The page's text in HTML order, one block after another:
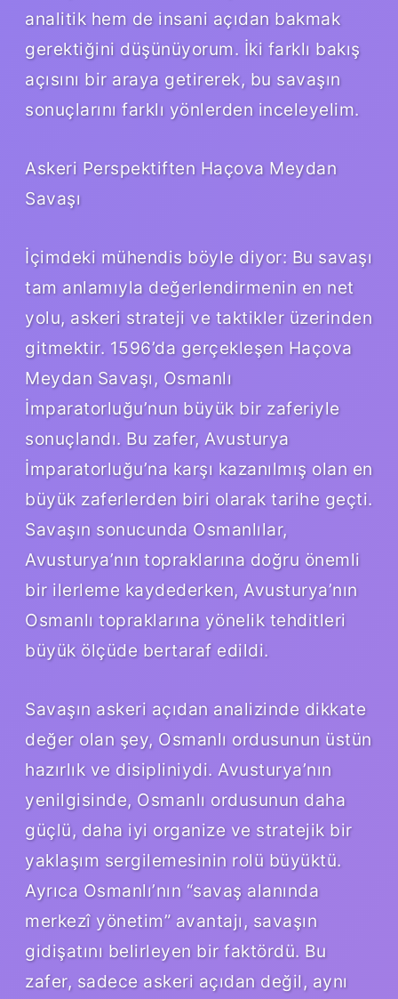
analitik hem de insani açıdan bakmak
gerektiğini düşünüyorum. İki farklı bakış
açısını bir araya getirerek, bu savaşın
sonuçlarını farklı yönlerden inceleyelim.
Askeri Perspektiften Haçova Meydan
Savaşı
İçimdeki mühendis böyle diyor: Bu savaşı
tam anlamıyla değerlendirmenin en net
yolu, askeri strateji ve taktikler üzerinden
gitmektir. 1596’da gerçekleşen Haçova
Meydan Savaşı, Osmanlı
İmparatorluğu’nun büyük bir zaferiyle
sonuçlandı. Bu zafer, Avusturya
İmparatorluğu’na karşı kazanılmış olan en
büyük zaferlerden biri olarak tarihe geçti.
Savaşın sonucunda Osmanlılar,
Avusturya’nın topraklarına doğru önemli
bir ilerleme kaydederken, Avusturya’nın
Osmanlı topraklarına yönelik tehditleri
büyük ölçüde bertaraf edildi.
Savaşın askeri açıdan analizinde dikkate
değer olan şey, Osmanlı ordusunun üstün
hazırlık ve disipliniydi. Avusturya’nın
yenilgisinde, Osmanlı ordusunun daha
güçlü, daha iyi organize ve stratejik bir
yaklaşım sergilemesinin rolü büyüktü.
Ayrıca Osmanlı’nın “savaş alanında
merkezî yönetim” avantajı, savaşın
gidişatını belirleyen bir faktördü. Bu
zafer, sadece askeri açıdan değil, aynı